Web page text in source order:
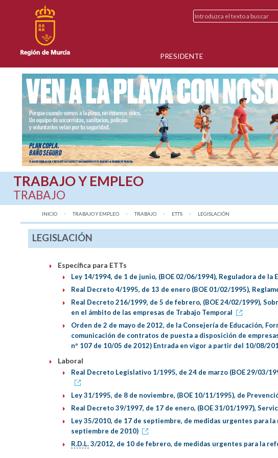
PRESIDENTE
TRABAJO Y EMPLEO
TRABAJO
INICIO TRABAJO Y EMPLEO TRABAJO ETTS AQUÍ:
LEGISLACIÓN
LEGISLACIÓN
Específica para ETTs
Ley 14/1994, de 1 de junio, (BOE 02/06/1994), Reguladora de la
Real Decreto 4/1995, de 13 de enero (BOE 01/02/1995),
Real Decreto 216/1999, de 5 de febrero, (BOE 24/02/1999),
en el ámbito de las empresas de Trabajo Temporal
Orden de 2 de mayo de 2012, de la Consejería de Educación,
comunicación de contratos de puesta a disposición de
nº 107 de 10/05 de 2012) Entrada en vigor a partir del 10/08/
Laboral
Real Decreto Legislativo 1/1995, de 24 de marzo (BOE 29/03/
Ley 31/1995, de 8 de noviembre, (BOE 10/11/1995), de
Real Decreto 39/1997, de 17 de enero, (BOE 31/01/1997),
Ley 35/2010, de 17 de septiembre, de medidas urgentes para
septiembre de 2010)
R.D.L.3/2012, de 10 de febrero, de medidas urgentes para la